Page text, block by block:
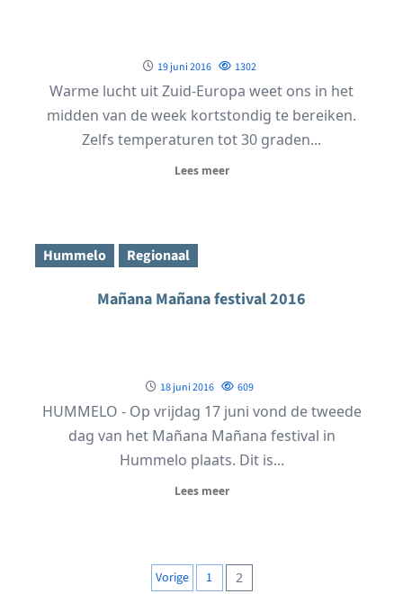
19 juni 2016 1302
Warme lucht uit Zuid-Europa weet ons in het
midden van de week kortstondig te bereiken.
Zelfs temperaturen tot 30 graden...
Lees meer
Hummelo Regionaal
Mañana Mañana festival 2016
18 juni 2016 609
HUMMELO - Op vrijdag 17 juni vond de tweede
dag van het Mañana Mañana festival in
Hummelo plaats. Dit is...
Lees meer
Berichten
Vorige 1 2